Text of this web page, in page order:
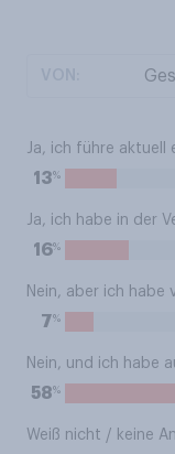
Ja, ich führe aktuell
13%
Ja, ich habe in der
16%
Nein, aber ich habe
7%
Nein, und ich habe
58%
Weiß nicht / keine